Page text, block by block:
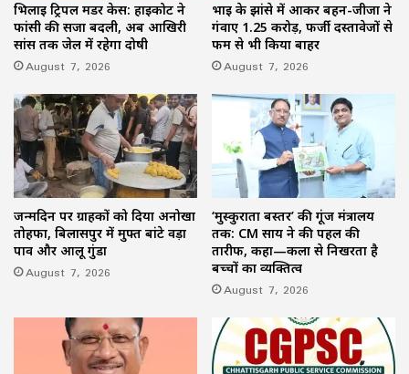
भिलाई ट्रिपल मर्डर केस: हाईकोर्ट ने
फांसी की सजा बदली, अब आखिरी
सांस तक जेल में रहेगा दोषी
August 7, 2026
भाई के झांसे में आकर बहन-जीजा ने
गंवाए 1.25 करोड़, फर्जी दस्तावेजों से
फर्म से भी किया बाहर
August 7, 2026
जन्मदिन पर ग्राहकों को दिया अनोखा
तोहफा, बिलासपुर में मुफ्त बांटे वड़ा
पाव और आलू गुंडा
August 7, 2026
‘मुस्कुराता बस्तर’ की गूंज मंत्रालय
तक: CM साय ने की पहल की
तारीफ, कहा—कला से निखरता है
बच्चों का व्यक्तित्व
August 7, 2026